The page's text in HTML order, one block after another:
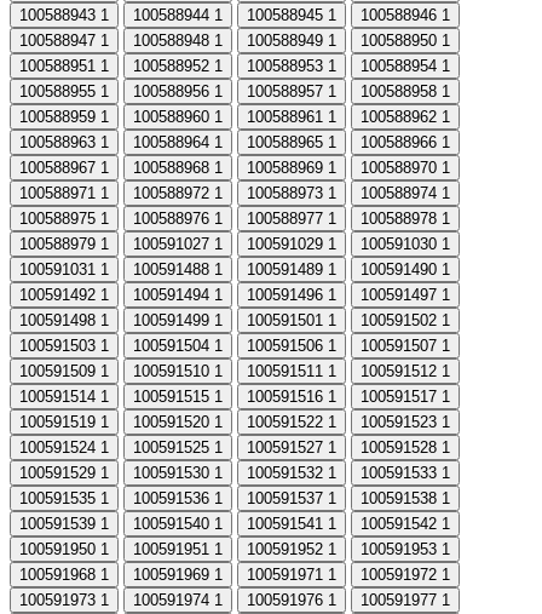
100588943 1 100588944 1 100588945 1 100588946 1
100588947 1 100588948 1 100588949 1 100588950 1
100588951 1 100588952 1 100588953 1 100588954 1
100588955 1 100588956 1 100588957 1 100588958 1
100588959 1 100588960 1 100588961 1 100588962 1
100588963 1 100588964 1 100588965 1 100588966 1
100588967 1 100588968 1 100588969 1 100588970 1
100588971 1 100588972 1 100588973 1 100588974 1
100588975 1 100588976 1 100588977 1 100588978 1
100588979 1 100591027 1 100591029 1 100591030 1
100591031 1 100591488 1 100591489 1 100591490 1
100591492 1 100591494 1 100591496 1 100591497 1
100591498 1 100591499 1 100591501 1 100591502 1
100591503 1 100591504 1 100591506 1 100591507 1
100591509 1 100591510 1 100591511 1 100591512 1
100591514 1 100591515 1 100591516 1 100591517 1
100591519 1 100591520 1 100591522 1 100591523 1
100591524 1 100591525 1 100591527 1 100591528 1
100591529 1 100591530 1 100591532 1 100591533 1
100591535 1 100591536 1 100591537 1 100591538 1
100591539 1 100591540 1 100591541 1 100591542 1
100591950 1 100591951 1 100591952 1 100591953 1
100591968 1 100591969 1 100591971 1 100591972 1
100591973 1 100591974 1 100591976 1 100591977 1